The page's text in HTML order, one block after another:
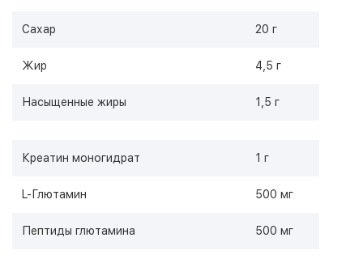
Сахар 20 г
Жир 4,5 г
Насыщенные жиры 1,5 г
Креатин моногидрат 1 г
L-Глютамин 500 мг
Пептиды глютамина 500 мг